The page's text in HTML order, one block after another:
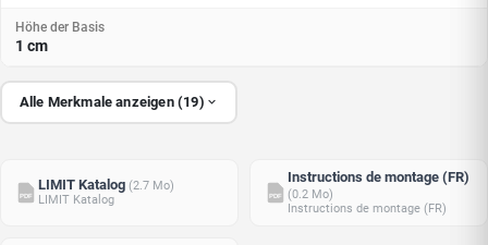
Höhe der Basis
1 cm
Alle Merkmale anzeigen (19)
PDF
LIMIT Katalog (2.7 Mo)
LIMIT Katalog
PDF
Instructions de montage (FR)
(0.2 Mo)
Instructions de montage (FR)